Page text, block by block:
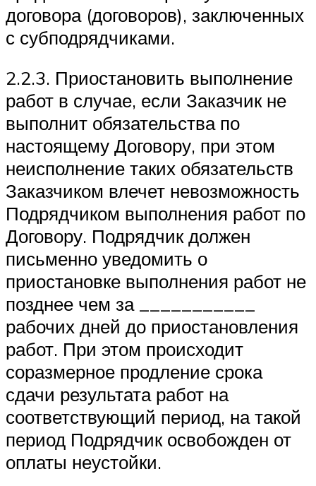
договора (договоров), заключенных
с субподрядчиками.
2.2.3. Приостановить выполнение
работ в случае, если Заказчик не
выполнит обязательства по
настоящему Договору, при этом
неисполнение таких обязательств
Заказчиком влечет невозможность
Подрядчиком выполнения работ по
Договору. Подрядчик должен
письменно уведомить о
приостановке выполнения работ не
позднее чем за ___________
рабочих дней до приостановления
работ. При этом происходит
соразмерное продление срока
сдачи результата работ на
соответствующий период, на такой
период Подрядчик освобожден от
оплаты неустойки.